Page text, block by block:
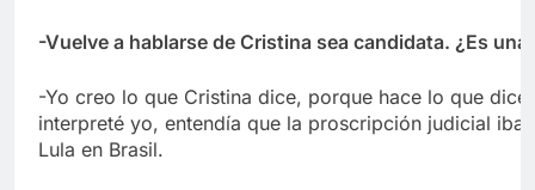
-Vuelve a hablarse de Cristina sea candidata. ¿Es
-Yo creo lo que Cristina dice, porque hace lo que
interpreté yo, entendía que la proscripción judicial
Lula en Brasil.